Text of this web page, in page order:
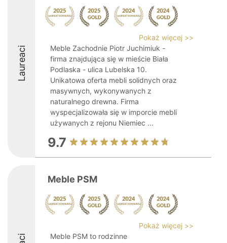
Laureaci
Pokaż więcej >>
Meble Zachodnie Piotr Juchimiuk -
firma znajdująca się w mieście Biała
Podlaska - ulica Lubelska 10.
Unikatowa oferta mebli solidnych oraz
masywnych, wykonywanych z
naturalnego drewna. Firma
wyspecjalizowała się w imporcie mebli
używanych z rejonu Niemiec ...
9.7
Meble PSM
Pokaż więcej >>
Meble PSM to rodzinne